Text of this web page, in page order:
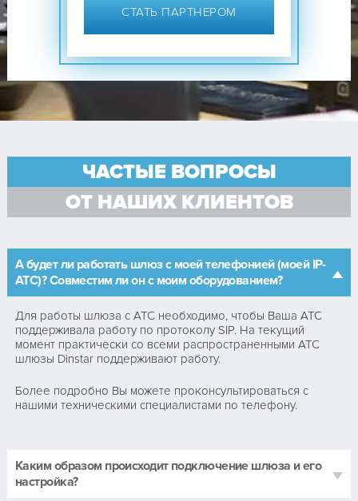
СТАТЬ ПАРТНЕРОМ
ЧАСТЫЕ ВОПРОСЫ
ОТ НАШИХ КЛИЕНТОВ
А будет ли работать шлюз с моей телефонией (моей IP-
АТС)? Совместим ли он с моим оборудованием?
Для работы шлюза с АТС необходимо, чтобы Ваша АТС
поддерживала работу по протоколу SIP. На текущий
момент практически со всеми распространенными АТС
шлюзы Dinstar поддерживают работу.
Более подробно Вы можете проконсультироваться с
нашими техническими специалистами по телефону.
Каким образом происходит подключение шлюза и его
настройка?